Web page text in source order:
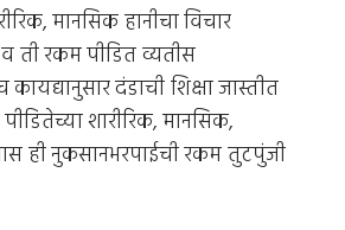
मानसिक हानीचा विचार
ती रकम पीडित व्यतीस
दंडाची शिक्षा जास्तीत
शारीरिक, मानसिक,
ही नुकसानभरपाईची रकम तुटपुंजी